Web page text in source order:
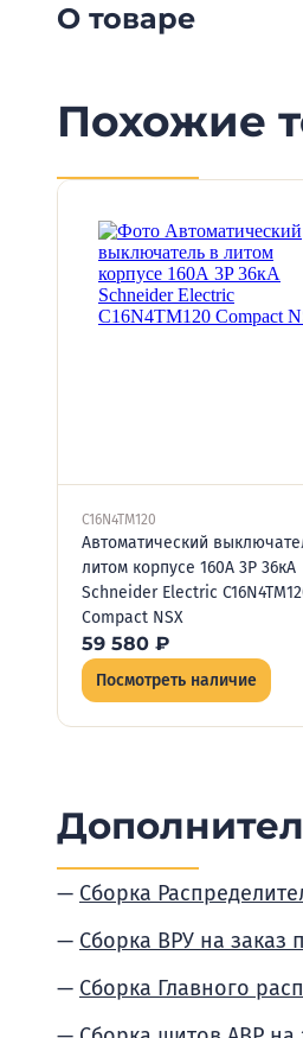
О товаре
Похожие
C16N4TM120
Автоматический
литом корпусе 160А 3P 36кА
Schneider Electric
Сompact NSX
59 580 ₽
Посмотреть наличие
Сборка
Сборка ВРУ на заказ
Сборка Главного